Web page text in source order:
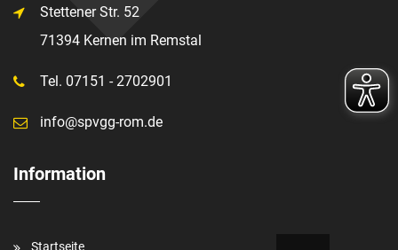
Stettener Str. 52
71394 Kernen im Remstal
Tel. 07151 - 2702901
info@spvgg-rom.de
Information
Startseite